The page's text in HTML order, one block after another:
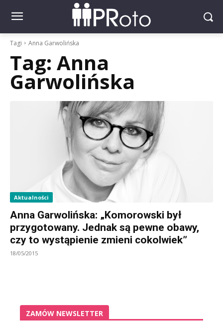
Tagi Anna Garwolińska
Tag: Anna
Garwolińska
Aktualności
Anna Garwolińska: „Komorowski był
przygotowany. Jednak są pewne obawy,
czy to wystąpienie zmieni cokolwiek”
18/05/2015
ZAMÓW NEWSLETTER